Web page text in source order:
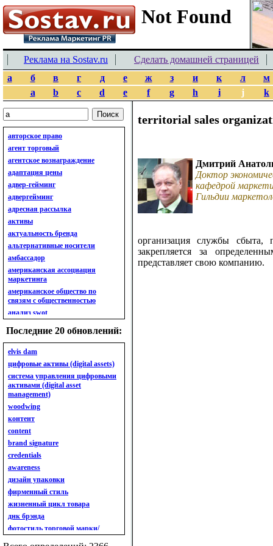
Реклама на Sostav.ru
Сделать домашней страницей
а
б в г д е ж з и к л
м
a
b c d e f g h i j k
авторское право
агент торговый
агентское вознаграждение
адаптация цены
адвер-гейминг
адвергейминг
адресная рассылка
активы
актуальность бренда
альтернативные носители
амбассадор
американская ассоциация
маркетинга
американское общество по
связям с общественностью
анализ swot
анализ бизнес-портфеля
анализ имиджа
анализ кластерный
анализ конкурентов
анализ кросс-культурных
особенностей
анализ мак кинси «7s»
анализ макросистемы
анализ маркетинговый
анализ рынка
анализ ситуационный
анализ экспертный
индивидуальный
анкета
ассортимент
ассортимент товарный.
планирование товарного
ассортимента
ассортимент. глубина
Последние 20 обновлений:
elvis dam
цифровые активы (digital assets)
система управления цифровыми
активами (digital asset
management)
woodwing
контент
content
brand signature
credentials
awareness
дизайн упаковки
фирменный стиль
жизненный цикл товара
днк брэнда
фотостиль торговой марки/
линейки продукции
territorial sales
Дмитрий
Доктор
кафедрой
Гильдии
организация службы сбыта,
закрепляется за
представляет свою компанию.